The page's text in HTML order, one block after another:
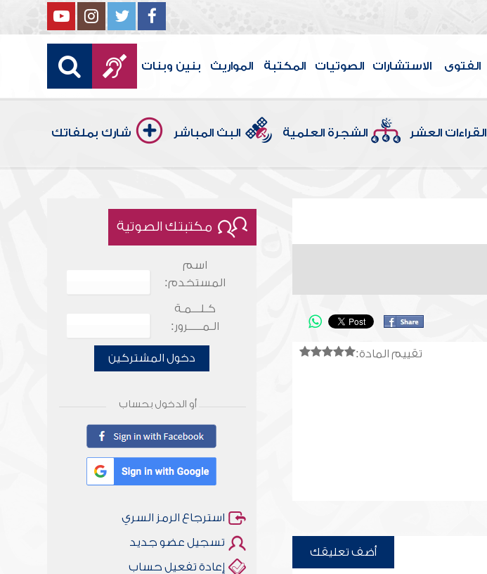
الفتوى الاستشارات الصوتيات المكتبة المواريث بنين وبنات
القراءات العشر الشجرة العلمية البث المباشر شارك بملفاتك
تقييم المادة:
أضف تعليقك
مكتبتك الصوتية
اسم
المستخدم:
كـلـــمـة
الـمـــــرور:
دخول المشتركين
أو الدخول بحساب
استرجاع الرمز السري
تسجيل عضو جديد
إعادة تفعيل حساب